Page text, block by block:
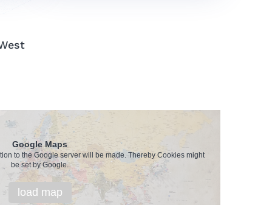
Google Maps
to the Google server will be made. Thereby Cookies might
be set by Google.
load map